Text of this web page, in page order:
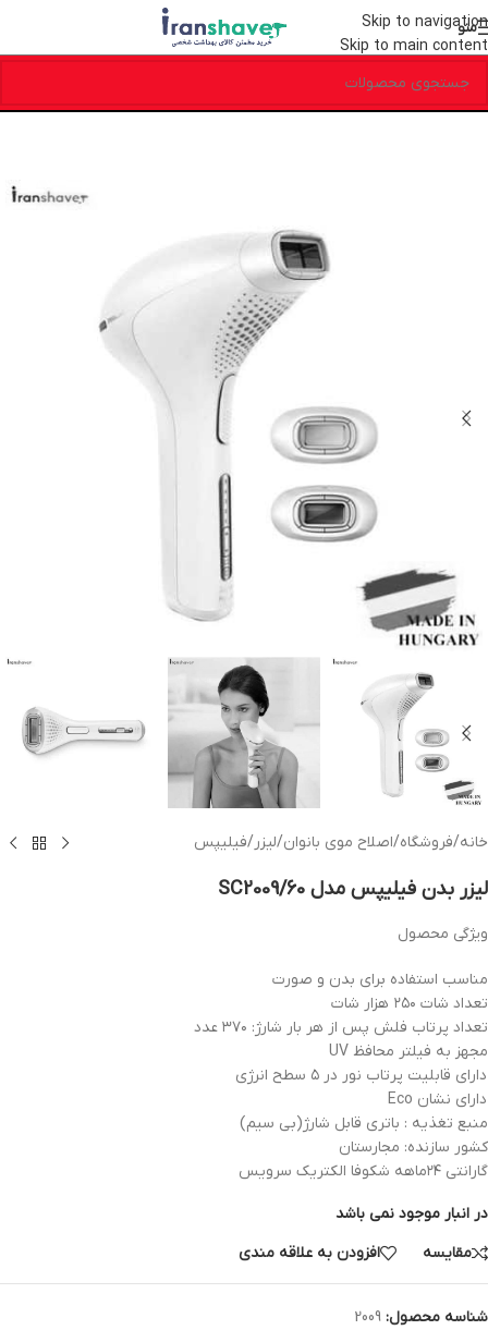
Skip to navigation
Skip to main content
منو
خانه/فروشگاه/اصلاح موی بانوان/لیزر/فیلیپس
لیزر بدن فیلیپس مدل SC2009/60
ویژگی محصول
مناسب استفاده برای بدن و صورت
تعداد شات ۲۵۰ هزار شات
تعداد پرتاب فلش پس از هر بار شارژ: ۳۷۰ عدد
مجهز به فیلتر محافظ UV
دارای قابلیت پرتاب نور در ۵ سطح انرژی
دارای نشان Eco
منبع تغذیه : باتری قابل شارژ(بی سیم)
کشور سازنده: مجارستان
گارانتی ۲۴ماهه شکوفا الکتریک سرویس
در انبار موجود نمی باشد
مقایسه
افزودن به علاقه مندی
شناسه محصول: 2009